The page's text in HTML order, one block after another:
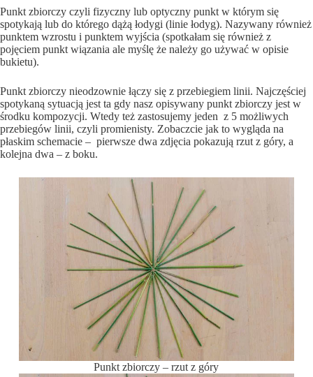
Punkt zbiorczy czyli fizyczny lub optyczny punkt w którym się
spotykają lub do którego dążą łodygi (linie łodyg). Nazywany również
punktem wzrostu i punktem wyjścia (spotkałam się również z
pojęciem punkt wiązania ale myślę że należy go używać w opisie
bukietu).
Punkt zbiorczy nieodzownie łączy się z przebiegiem linii. Najczęściej
spotykaną sytuacją jest ta gdy nasz opisywany punkt zbiorczy jest w
środku kompozycji. Wtedy też zastosujemy jeden z 5 możliwych
przebiegów linii, czyli promienisty. Zobaczcie jak to wygląda na
płaskim schemacie – pierwsze dwa zdjęcia pokazują rzut z góry, a
kolejna dwa – z boku.
Punkt zbiorczy – rzut z góry